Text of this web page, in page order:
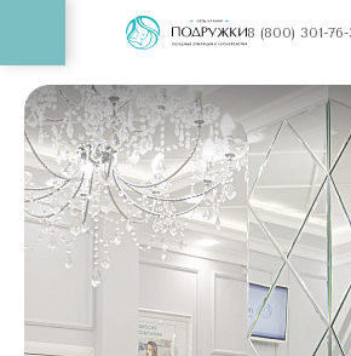
8 (800) 301-76-